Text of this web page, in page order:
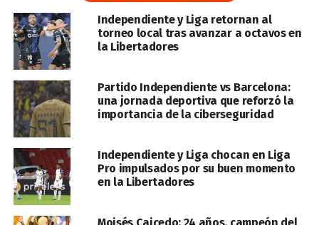
Independiente y Liga retornan al
torneo local tras avanzar a octavos en
la Libertadores
Partido Independiente vs Barcelona:
una jornada deportiva que reforzó la
importancia de la ciberseguridad
Independiente y Liga chocan en Liga
Pro impulsados por su buen momento
en la Libertadores